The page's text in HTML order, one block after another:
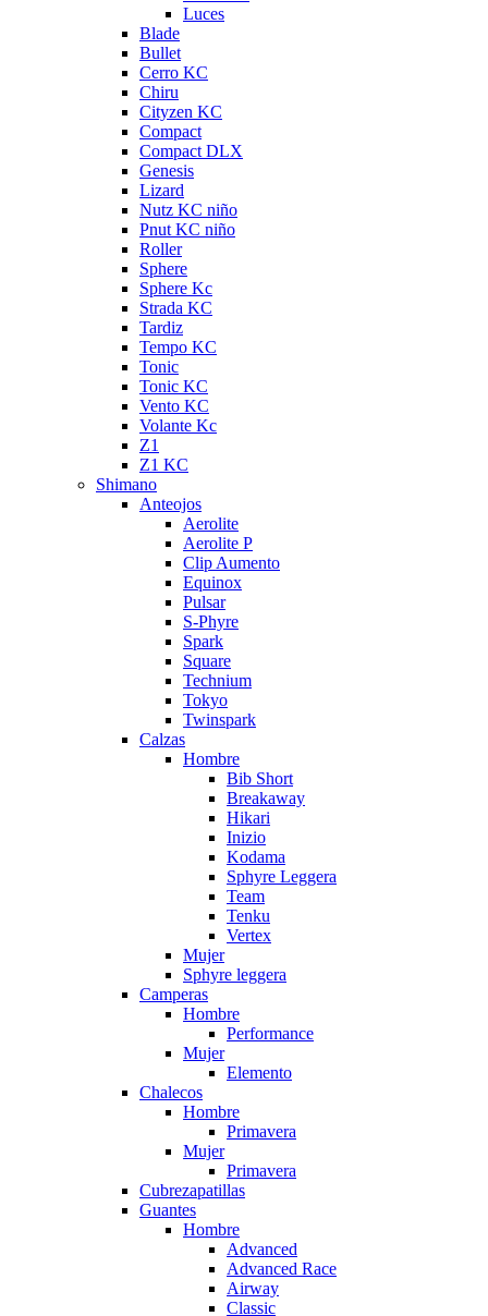
Luces
Blade
Bullet
Cerro KC
Chiru
Cityzen KC
Compact
Compact DLX
Genesis
Lizard
Nutz KC niño
Pnut KC niño
Roller
Sphere
Sphere Kc
Strada KC
Tardiz
Tempo KC
Tonic
Tonic KC
Vento KC
Volante Kc
Z1
Z1 KC
Shimano
Anteojos
Aerolite
Aerolite P
Clip Aumento
Equinox
Pulsar
S-Phyre
Spark
Square
Technium
Tokyo
Twinspark
Calzas
Hombre
Bib Short
Breakaway
Hikari
Inizio
Kodama
Sphyre Leggera
Team
Tenku
Vertex
Mujer
Sphyre leggera
Camperas
Hombre
Performance
Mujer
Elemento
Chalecos
Hombre
Primavera
Mujer
Primavera
Cubrezapatillas
Guantes
Hombre
Advanced
Advanced Race
Airway
Classic